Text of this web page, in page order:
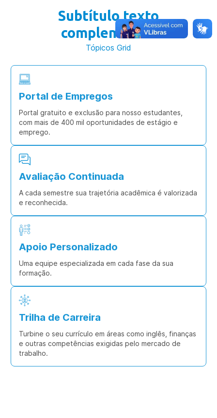
Subtítulo texto
complementar
Tópicos Grid
Portal de Empregos
Portal gratuito e exclusão para nosso estudantes,
com mais de 400 mil oportunidades de estágio e
emprego.
Avaliação Continuada
A cada semestre sua trajetória acadêmica é valorizada
e reconhecida.
Apoio Personalizado
Uma equipe especializada em cada fase da sua
formação.
Trilha de Carreira
Turbine o seu currículo em áreas como inglês, finanças
e outras competências exigidas pelo mercado de
trabalho.